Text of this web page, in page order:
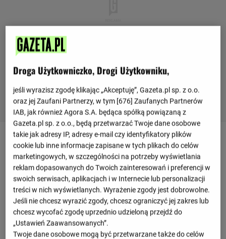
Ostatnie mecze
Irlandia Północna 1 : 0
1 : 0
Gwinea
Benin 1 : 0 Gwinea
Togo
1 : 0
Droga Użytkowniczko, Drogi Użytkowniku,
jeśli wyrazisz zgodę klikając „Akceptuję”, Gazeta.pl sp. z o.o.
oraz jej Zaufani Partnerzy, w tym [676] Zaufanych Partnerów
IAB, jak również Agora S.A. będąca spółką powiązaną z
Gazeta.pl sp. z o.o., będą przetwarzać Twoje dane osobowe
takie jak adresy IP, adresy e-mail czy identyfikatory plików
cookie lub inne informacje zapisane w tych plikach do celów
marketingowych, w szczególności na potrzeby wyświetlania
reklam dopasowanych do Twoich zainteresowań i preferencji w
swoich serwisach, aplikacjach i w Internecie lub personalizacji
treści w nich wyświetlanych. Wyrażenie zgody jest dobrowolne.
Jeśli nie chcesz wyrazić zgody, chcesz ograniczyć jej zakres lub
chcesz wycofać zgodę uprzednio udzieloną przejdź do
„Ustawień Zaawansowanych”.
Twoje dane osobowe mogą być przetwarzane także do celów